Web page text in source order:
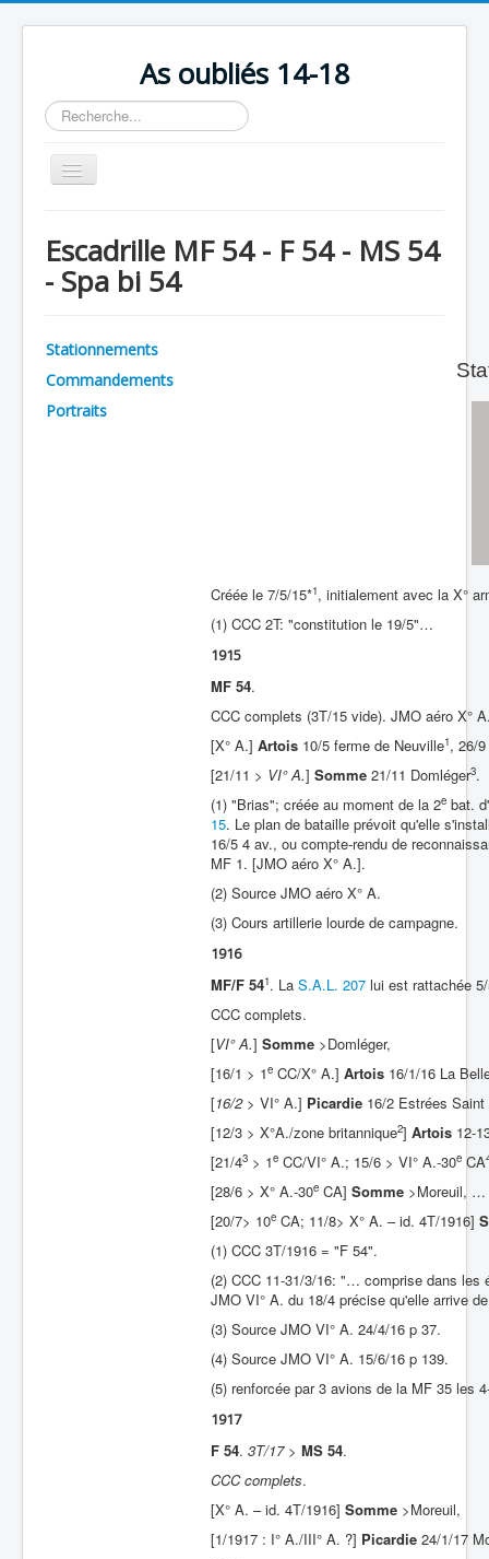
As oubliés 14-18
Rechercher
Basculer
la
Chronologie
Escadrilles
Avions
Personnels
Escadrille MF 54 - F 54 - MS 54
- Spa bi 54
Stationnements
Commandements
Portraits
Créée le 7/5/15*1, initialement avec la X°
(1) CCC 2T: "constitution le 19/5"…
1915
MF 54.
CCC complets (3T/15 vide). JMO aéro X°
[X° A.] Artois 10/5 ferme de Neuville1, 26/
[21/11 > VI° A.] Somme 21/11 Domléger3.
(1) "Brias"; créée au moment de la 2e bat.
15. Le plan de bataille prévoit qu'elle
16/5 4 av., ou compte-rendu de
MF 1. [JMO aéro X° A.].
(2) Source JMO aéro X° A.
(3) Cours artillerie lourde de campagne.
1916
MF/F 541. La S.A.L. 207 lui est rattachée
CCC complets.
[VI° A.] Somme >Domléger,
[16/1 > 1e CC/X° A.] Artois 16/1/16 La
[16/2> VI° A.] Picardie 16/2 Estrées
[12/3 > X°A./zone britannique2] Artois 12-
[21/43 > 1e CC/VI° A.; 15/6 > VI° A.-30e CA
[28/6 > X° A.-30e CA] Somme >Moreuil, …
[20/7> 10e CA; 11/8> X° A. – id. 4T/1916]
(1) CCC 3T/1916 = "F 54".
(2) CCC 11-31/3/16: "… comprise dans les
JMO VI° A. du 18/4 précise qu'elle arrive
(3) Source JMO VI° A. 24/4/16 p 37.
(4) Source JMO VI° A. 15/6/16 p 139.
(5) renforcée par 3 avions de la MF 35 les
1917
F 54. 3T/17> MS 54.
CCC complets.
[X° A. – id. 4T/1916] Somme >Moreuil,
[1/1917 : I° A./III° A. ?] Picardie 24/1/17